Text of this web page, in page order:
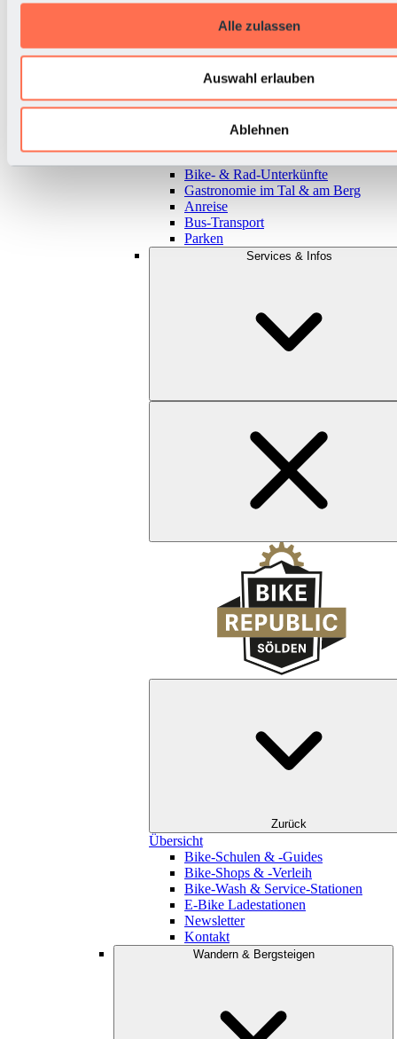
Alle zulassen
Auswahl erlauben
Ablehnen
Zurück
Bike- & Rad-Unterkünfte
Gastronomie im Tal & am Berg
Anreise
Bus-Transport
Parken
Services & Infos
Zurück
Übersicht
Bike-Schulen & -Guides
Bike-Shops & -Verleih
Bike-Wash & Service-Stationen
E-Bike Ladestationen
Newsletter
Kontakt
Wandern & Bergsteigen